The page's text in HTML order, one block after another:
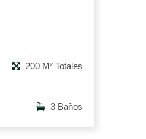
200 M² Totales
3 Baños